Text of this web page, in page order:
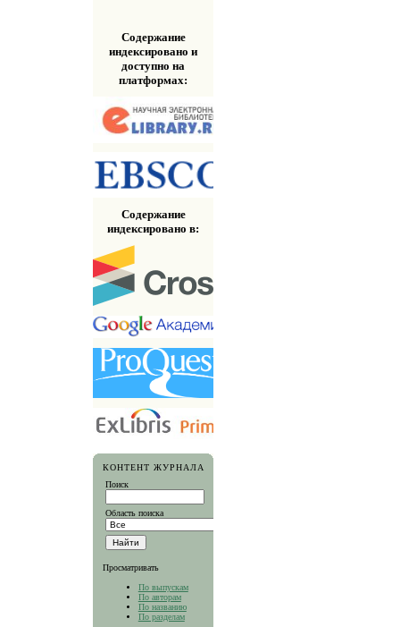
Содержание
индексировано и
доступно на
платформах:
Содержание
индексировано в:
КОНТЕНТ ЖУРНАЛА
Поиск
Область поиска
Просматривать
По выпускам
По авторам
По названию
По разделам